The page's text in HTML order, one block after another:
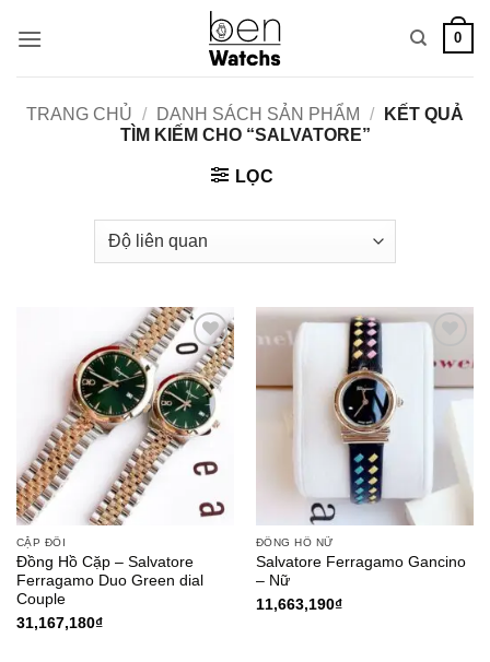
qua
nội
dung
0
TRANG CHỦ / DANH SÁCH SẢN PHẨM /
KẾT QUẢ
TÌM KIẾM CHO “SALVATORE”
LỌC
Add to
Wishlist
CẶP ĐÔI
Đồng Hồ Cặp – Salvatore
Ferragamo Duo Green dial
Couple
31,167,180₫
Add to
ĐỒNG HỒ NỮ
Salvatore Ferragamo Gancino
– Nữ
11,663,190₫